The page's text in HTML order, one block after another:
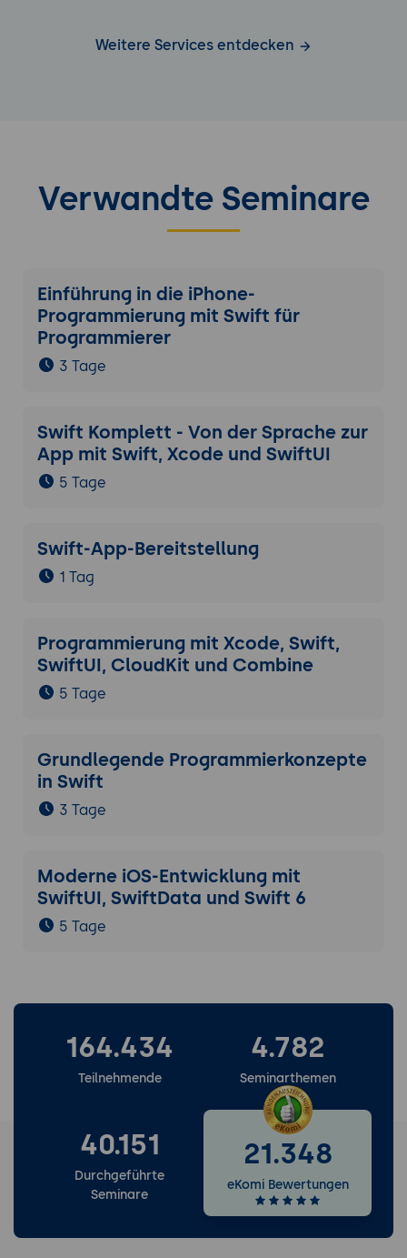
Weitere Services entdecken
Verwandte Seminare
Einführung in die iPhone-
Programmierung mit Swift für
Programmierer
3 Tage
Swift Komplett - Von der Sprache zur
App mit Swift, Xcode und SwiftUI
5 Tage
Swift-App-Bereitstellung
1 Tag
Programmierung mit Xcode, Swift,
SwiftUI, CloudKit und Combine
5 Tage
Grundlegende Programmierkonzepte
in Swift
3 Tage
Moderne iOS-Entwicklung mit
SwiftUI, SwiftData und Swift 6
5 Tage
164.434
Teilnehmende
4.782
Seminarthemen
40.151
Durchgeführte
Seminare
21.348
eKomi Bewertungen